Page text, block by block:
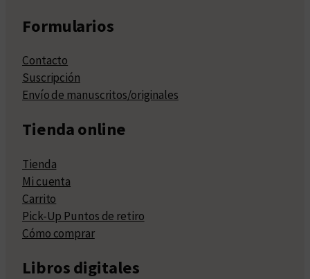
Formularios
Contacto
Suscripción
Envío de manuscritos/originales
Tienda online
Tienda
Mi cuenta
Carrito
Pick-Up Puntos de retiro
Cómo comprar
Libros digitales